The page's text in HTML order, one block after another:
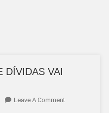
DÍVIDAS VAI
Leave A CommentOn